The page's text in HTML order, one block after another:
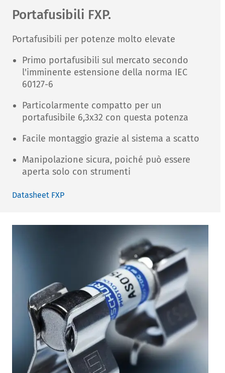
Portafusibili FXP.
Portafusibili per potenze molto elevate
Primo portafusibili sul mercato secondo
l'imminente estensione della norma IEC
60127-6
Particolarmente compatto per un
portafusibile 6,3x32 con questa potenza
Facile montaggio grazie al sistema a scatto
Manipolazione sicura, poiché può essere
aperta solo con strumenti
Datasheet FXP